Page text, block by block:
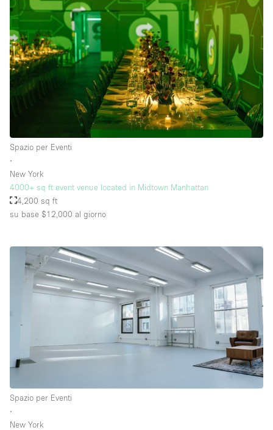
Spazio per Eventi
∙
New York
4000+ sq ft event venue located in Midtown Manhattan
4,200 sq ft
su base $12,000 al giorno
Spazio per Eventi
∙
New York